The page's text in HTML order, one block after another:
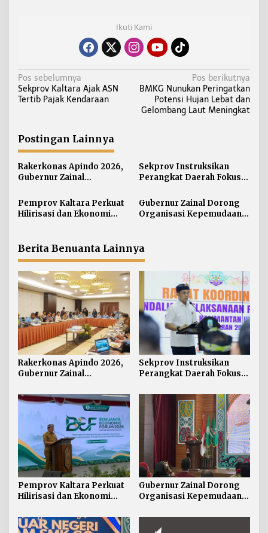
Ikuti Kami
N
a
g
a
s
i
o
Pos sebelumnya
Sekprov Kaltara Ajak ASN
Tertib Pajak Kendaraan
Pos berikutnya
BMKG Nunukan Peringatkan
Potensi Hujan Lebat dan
Gelombang Laut Meningkat
Postingan Lainnya
Rakerkonas Apindo 2026,
Gubernur Zainal
Strategis Kaltara ke
Perwakilan Negara
Sekprov Instruksikan
Perangkat Daerah Fokus
Pemprov Kaltara Perkuat
Hilirisasi dan Ekonomi
Gubernur Zainal Dorong
Organisasi Kepemudaan
Berita Benuanta Lainnya
Rakerkonas Apindo 2026,
Gubernur Zainal
Strategis Kaltara ke
Perwakilan Negara
Sekprov Instruksikan
Perangkat Daerah Fokus
Pemprov Kaltara Perkuat
Hilirisasi dan Ekonomi
Perang Dagang Global
Gubernur Zainal Dorong
Organisasi Kepemudaan
Pemerintah